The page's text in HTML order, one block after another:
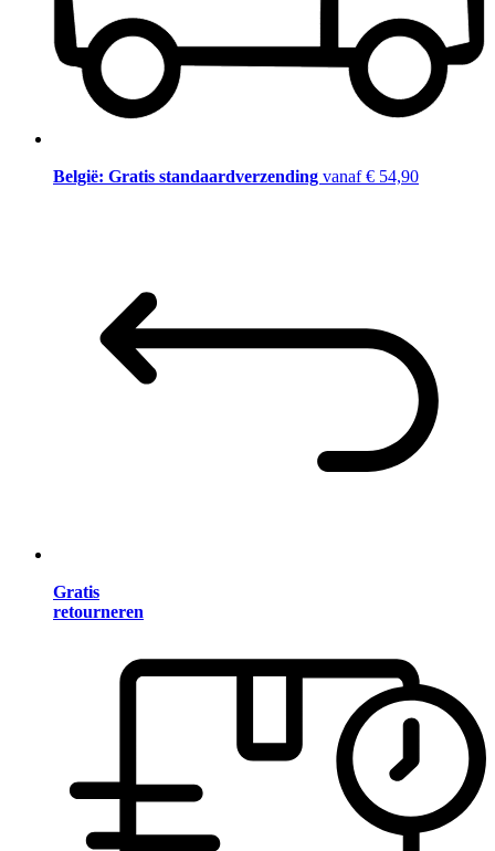
België: Gratis standaardverzending vanaf € 54,90
Gratis
retourneren